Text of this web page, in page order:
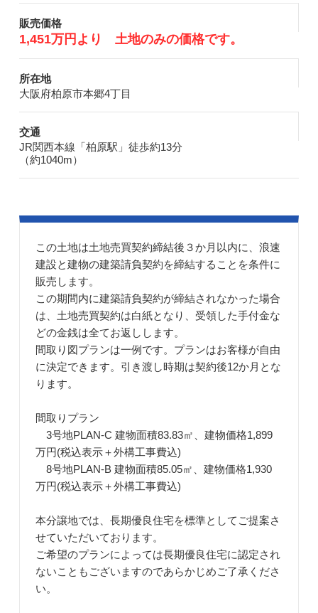
販売価格
1,451万円より 土地のみの価格です。
所在地
大阪府柏原市本郷4丁目
交通
JR関西本線「柏原駅」徒歩約13分
（約1040m）
この土地は土地売買契約締結後３か月以内に、浪速
建設と建物の建築請負契約を締結することを条件に
販売します。
この期間内に建築請負契約が締結されなかった場合
は、土地売買契約は白紙となり、受領した手付金な
どの金銭は全てお返しします。
間取り図プランは一例です。プランはお客様が自由
に決定できます。引き渡し時期は契約後12か月とな
ります。
間取りプラン
3号地PLAN-C 建物面積83.83㎡、建物価格1,899
万円(税込表示＋外構工事費込)
8号地PLAN-B 建物面積85.05㎡、建物価格1,930
万円(税込表示＋外構工事費込)
本分譲地では、長期優良住宅を標準としてご提案さ
せていただいております。
ご希望のプランによっては長期優良住宅に認定され
ないこともございますのであらかじめご了承くださ
い。